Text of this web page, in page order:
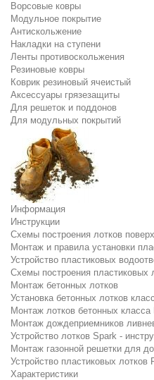
Ворсовые ковры
Модульное покрытие
Антискольжение
Накладки на ступени
Ленты противоскольжения
Резиновые ковры
Коврик резиновый ячеистый
Аксессуары грязезащиты
Для решеток и поддонов
Для модульных покрытий
Информация
Инструкции
Схемы построения лотков
Монтаж и правила установки
Устройство пластиковых
Схемы построения пластиковых
Монтаж бетонных лотков
Установка бетонных лотков
Монтаж лотков бетонных класса
Монтаж дождеприемников
Устройство лотков Spark -
Монтаж газонной решетки для
Устройство пластиковых
Характеристики